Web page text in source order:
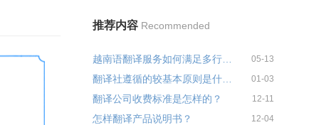
推荐内容 Recommended
05-13
01-03
翻译公司收费标准是怎样的？ 12-11
怎样翻译产品说明书？ 12-04